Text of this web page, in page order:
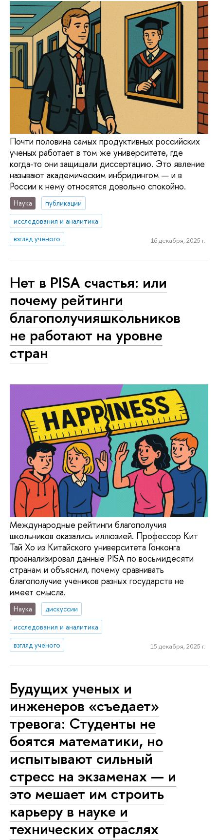
Почти половина самых продуктивных российских
ученых работает в том же университете, где
когда-то они защищали диссертацию. Это явление
называют академическим инбридингом — и в
России к нему относятся довольно спокойно.
Наука
публикации
исследования и аналитика
взгляд ученого
16 декабря, 2025 г.
Нет в PISА счастья: или
почему рейтинги
благополучияшкольников
не работают на уровне
стран
Международные рейтинги благополучия
школьников оказались иллюзией. Профессор Кит
Тай Хо из Китайского университета Гонконга
проанализировал данные PISA по восьмидесяти
странам и объяснил, почему сравнивать
благополучие учеников разных государств не
имеет смысла.
Наука
дискуссии
исследования и аналитика
взгляд ученого
15 декабря, 2025 г.
Будущих ученых и
инженеров «съедает»
тревога: Студенты не
боятся математики, но
испытывают сильный
стресс на экзаменах — и
это мешает им строить
карьеру в науке и
технических отраслях